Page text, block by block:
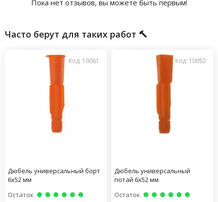
Пока нет отзывов, вы можете быть первым!
Часто берут для таких работ 🔨
Код: 10061
Дюбель универсальный борт
6х52 мм
Остаток
Код: 10052
Дюбель универсальный
потай 6х52 мм
Остаток